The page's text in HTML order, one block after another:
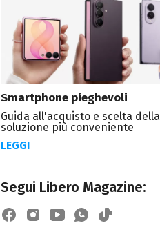
Smartphone pieghevoli
Guida all'acquisto e scelta della
soluzione più conveniente
LEGGI
Segui Libero Magazine: